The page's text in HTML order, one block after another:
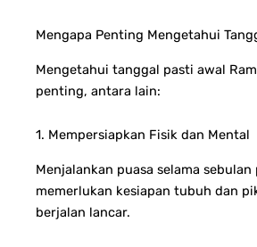
Mengapa Penting Mengetahui
Mengetahui tanggal pasti awal
penting, antara lain:
1. Mempersiapkan Fisik dan Mental
Menjalankan puasa selama sebulan
memerlukan kesiapan tubuh dan
berjalan lancar.